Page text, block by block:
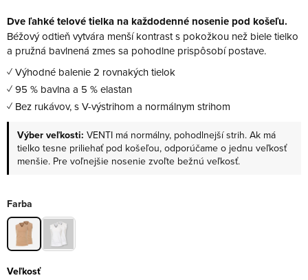
Dve ľahké telové tielka na každodenné nosenie pod košeľu.
Béžový odtieň vytvára menší kontrast s pokožkou než biele tielko
a pružná bavlnená zmes sa pohodlne prispôsobí postave.
✓ Výhodné balenie 2 rovnakých tielok
✓ 95 % bavlna a 5 % elastan
✓ Bez rukávov, s V-výstrihom a normálnym strihom
Výber veľkosti: VENTI má normálny, pohodlnejší strih. Ak má
tielko tesne priliehať pod košeľou, odporúčame o jednu veľkosť
menšie. Pre voľnejšie nosenie zvoľte bežnú veľkosť.
Farba
Veľkosť